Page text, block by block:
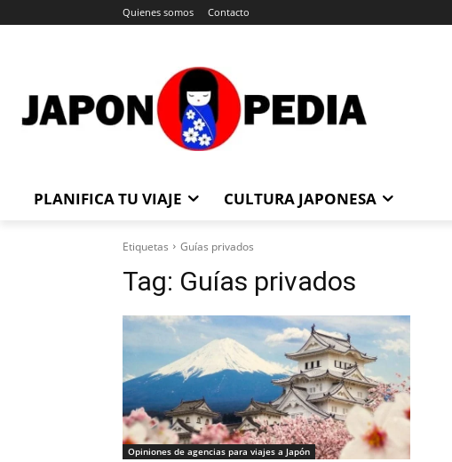
Quienes somos Contacto
PLANIFICA TU VIAJE CULTURA JAPONESA
Etiquetas Guías privados
Tag: Guías privados
Opiniones de agencias para viajes a Japón